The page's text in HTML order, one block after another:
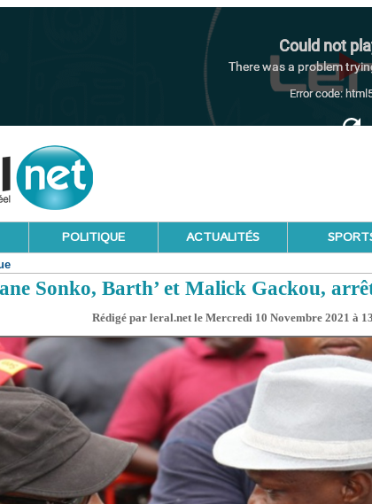
POLITIQUE ACTUALITÉS
Sonko, Barth’ et Malick Gackou,
Rédigé par leral.net le Mercredi 10 Novembre 2021 à